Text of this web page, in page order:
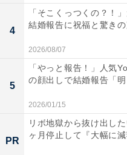
4
「そこくっつくの？！
結婚報告に祝福と驚き
2026/08/07
5
「やっと報告！」人気
の顔出しで結婚報告「
2026/01/15
PR
リボ地獄から抜け出し
ヶ月停止して『大幅に